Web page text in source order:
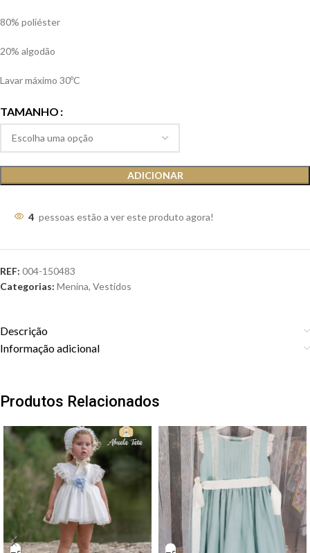
80% poliéster
20% algodão
Lavar máximo 30ºC
TAMANHO
ADICIONAR
4 pessoas estão a ver este produto agora!
REF: 004-150483
Categorias: Menina, Vestidos
Descrição
Informação adicional
Produtos Relacionados